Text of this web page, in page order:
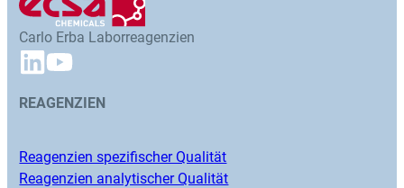
Carlo Erba Laborreagenzien
REAGENZIEN
Reagenzien spezifischer Qualität
Reagenzien analytischer Qualität